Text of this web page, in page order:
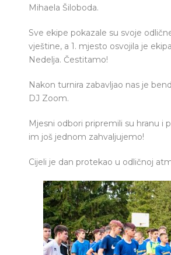
Mihaela Šiloboda.
Sve ekipe pokazale su svoje
vještine, a 1. mjesto osvojila je
Nedelja. Čestitamo!
Nakon turnira zabavljao nas je
DJ Zoom.
Mjesni odbori pripremili su hranu i
im još jednom zahvaljujemo!
Cijeli je dan protekao u odličnoj